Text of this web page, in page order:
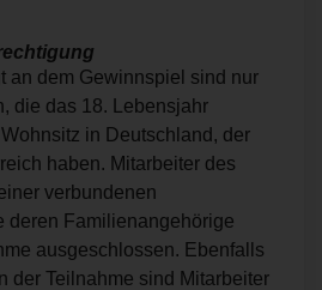
an dem Gewinnspiel sind nur
die das 18. Lebensjahr
in Deutschland, der
haben. Mitarbeiter des
verbundenen
deren Familienangehörige
ausgeschlossen. Ebenfalls
der Teilnahme sind Mitarbeiter